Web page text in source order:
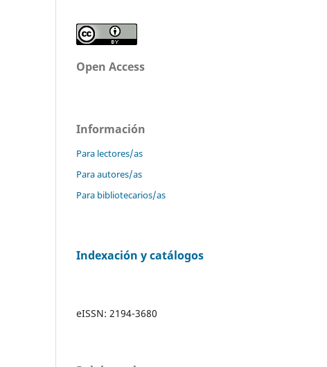
Open Access
Información
Para lectores/as
Para autores/as
Para bibliotecarios/as
Indexación y catálogos
eISSN: 2194-3680